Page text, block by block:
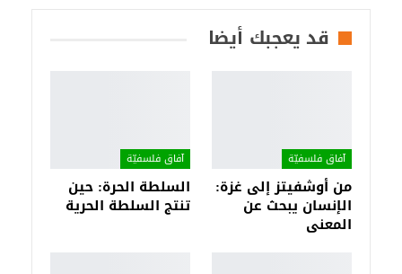
قد يعجبك أيضا
آفاق فلسفيّة‎
من أوشفيتز إلى غزة:
الإنسان يبحث عن
المعنى
آفاق فلسفيّة‎
السلطة الحرة: حين
تنتج السلطة الحرية